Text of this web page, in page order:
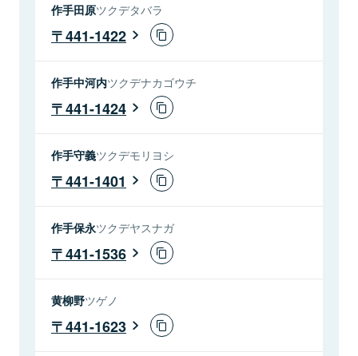
作手田原ツクデタバラ
441-1422
作手中河内ツクデナカゴウチ
441-1424
作手守義ツクデモリヨシ
441-1401
作手保永ツクデヤスナガ
441-1536
黄柳野ツゲノ
441-1623